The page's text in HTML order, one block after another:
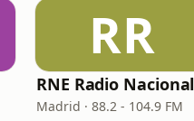
RR
RNE Radio Nacional
Madrid · 88.2 - 104.9 FM